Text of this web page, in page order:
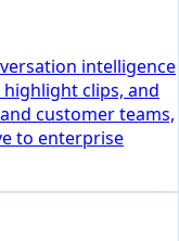
intelligence
clips, and
customer teams,
to enterprise